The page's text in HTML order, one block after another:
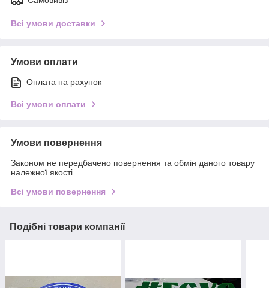
Всі умови доставки
Умови оплати
Оплата на рахунок
Всі умови оплати
Умови повернення
Законом не передбачено повернення та обмін даного товару
належної якості
Всі умови повернення
Подібні товари компанії